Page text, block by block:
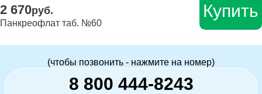
2 670руб.
Панкреофлат таб. №60
Купить
(чтобы позвонить - нажмите на номер)
8 800 444-8243